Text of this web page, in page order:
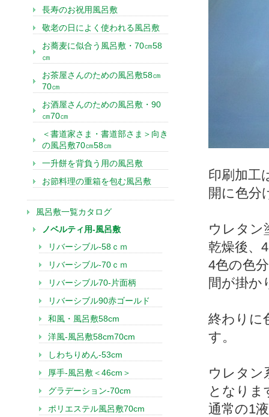
印刷加工
開に色分
ウレタン
乾燥後、
4色の色
間が掛か
終わりに
す。
ウレタン
となりま
通常の1
長寿のお祝用風呂敷
敬老の日によく使われる風呂敷
お蕎麦に似合う風呂敷・70㎝58
㎝
お茶屋さんのための風呂敷58㎝
70㎝
お酒屋さんのための風呂敷・90
㎝70㎝
＜書道家さま・書道部さま＞向き
の風呂敷70㎝58㎝
一升餅を背負う用の風呂敷
お節料理の重箱を包む風呂敷
風呂敷一覧カタログ
ノベルティ用-風呂敷
リバーシブル-58ｃｍ
リバーシブル-70ｃｍ
リバーシブル70-片面柄
リバーシブル90赤ゴールド
和風・風呂敷58cm
洋風-風呂敷58cm70cm
しわちりめん-53cm
厚手-風呂敷＜46cm＞
グラデーション-70cm
ポリエステル風呂敷70cm